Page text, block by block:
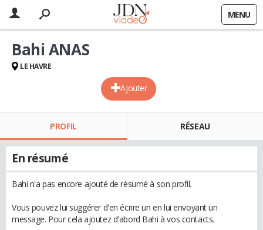
MENU
Ajouter
Bahi ANAS
LE HAVRE
PROFIL RÉSEAU
En résumé
Bahi n'a pas encore ajouté de résumé à son profil.
Vous pouvez lui suggérer d'en écrire un en lui envoyant un
message. Pour cela ajoutez d'abord Bahi à vos contacts.